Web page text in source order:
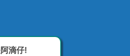
滴仔!